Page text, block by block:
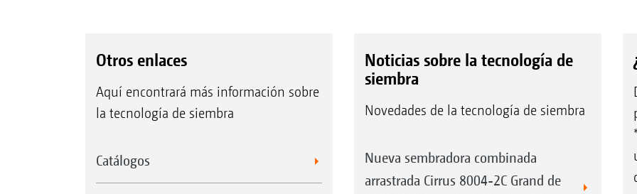
Otros enlaces
Aquí encontrará más información sobre
la tecnología de siembra
Catálogos
Noticias sobre la tecnología de
siembra
Novedades de la tecnología de siembra
Nueva sembradora combinada
arrastrada Cirrus 8004-2C Grand de